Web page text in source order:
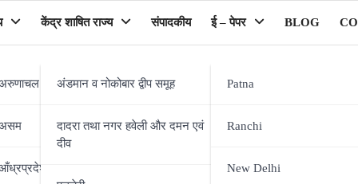
प्रदेश
केंद्र शाषित राज्य
अंडमान व नोकोबार द्वीप समूह
दादरा तथा नगर हवेली और दमन एवं
दीव
संपादकीय ई – पेपर
Patna
Ranchi
New Delhi
BLOG
2 सीटों का घाटा, 7 पर मिली जीत;